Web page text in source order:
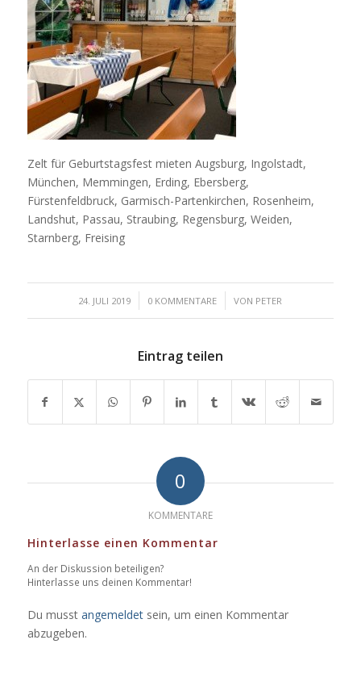
Zelt für Geburtstagsfest mieten Augsburg, Ingolstadt,
München, Memmingen, Erding, Ebersberg,
Fürstenfeldbruck, Garmisch-Partenkirchen, Rosenheim,
Landshut, Passau, Straubing, Regensburg, Weiden,
Starnberg, Freising
24. JULI 2019
/ 0 KOMMENTARE
/ VON PETER
Eintrag teilen
0
KOMMENTARE
Hinterlasse einen Kommentar
An der Diskussion beteiligen?
Hinterlasse uns deinen Kommentar!
Du musst angemeldetsein, um einen Kommentar
abzugeben.